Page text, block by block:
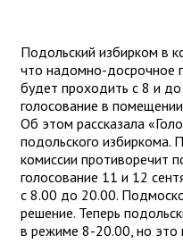
Подольский избирком в
что надомно-досрочное
будет проходить с 8 и
голосование в
Об этом рассказала
подольского избиркома.
комиссии противоречит
голосование 11 и 12
с 8.00 до 20.00.
решение. Теперь
в режиме 8-20.00, но это